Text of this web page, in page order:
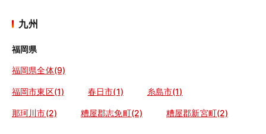
九州
福岡県
福岡県全体(9)
福岡市東区(1) 春日市(1) 糸島市(1)
那珂川市(2) 糟屋郡志免町(2) 糟屋郡新宮町(2)